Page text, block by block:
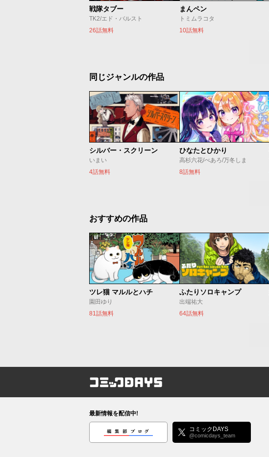
戦隊タブー
TK2/エド・バルスト
26話無料
まんペン
トミムラコタ
10話無料
同じジャンルの作品
シルバー・スクリーン
いまい
4話無料
ひなたとひかり
高杉六花/べあろ/万冬しま
8話無料
おすすめの作品
ツレ猫 マルルとハチ
園田ゆり
81話無料
ふたりソロキャンプ
出端祐大
64話無料
コミックDAYS
最新情報を配信中!
編集部ブログ コミックDAYS
@comicdays_team